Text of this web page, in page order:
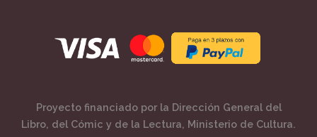
Proyecto financiado por la Dirección General del
Libro, del Cómic y de la Lectura, Ministerio de Cultura.